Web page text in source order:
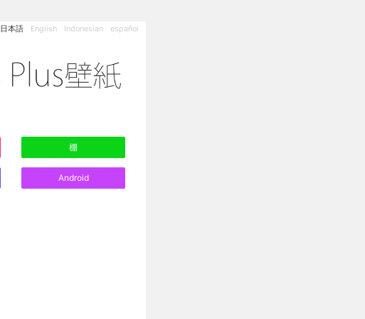
日本語 English Indonesian español
棚
Android